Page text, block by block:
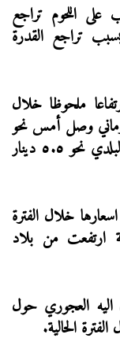
اللحوم تراجع
تراجع القدرة
ملحوظا خلال
وصل أمس نحو
٤.٥ دينار في حين بلغ سعر كيلو الخاروف البلدي نحو ٥.٥ دينار
خلال الفترة
ارتفعت من بلاد
العجوري حول
الحالية.